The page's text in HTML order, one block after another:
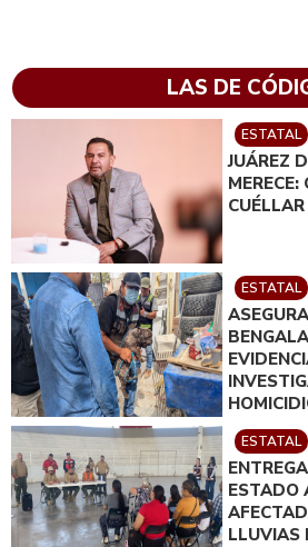
LAS DE
ESTATAL
JUÁREZ
MERECE:
CUÉLLAR
ESTATAL
JUÁREZ;
LOYA
ESTATAL
ESTADO
LLUVIAS